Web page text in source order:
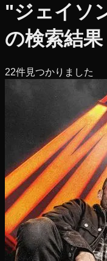
"ジェイソ
の検索結果
22件見つかりました